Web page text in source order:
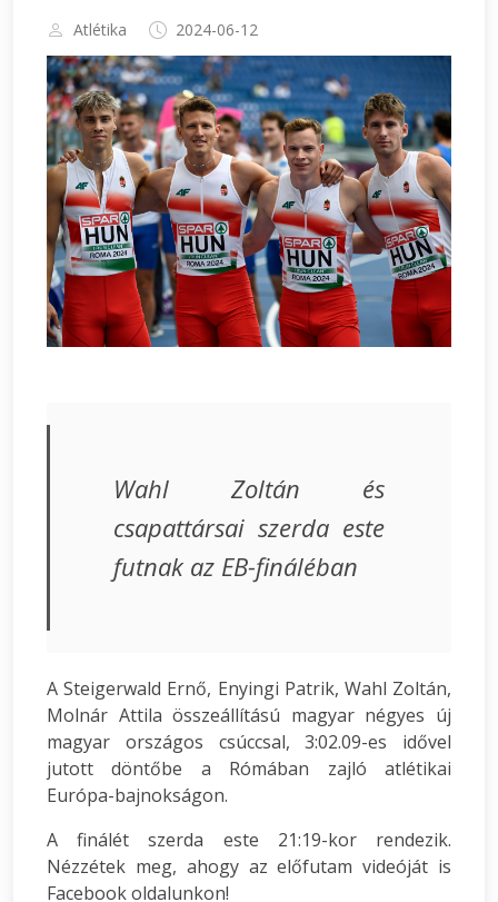
Atlétika 2024-06-12
Wahl Zoltán és
csapattársai szerda este
futnak az EB-fináléban
A Steigerwald Ernő, Enyingi Patrik, Wahl Zoltán,
Molnár Attila összeállítású magyar négyes új
magyar országos csúccsal, 3:02.09-es idővel
jutott döntőbe a Rómában zajló atlétikai
Európa-bajnokságon.
A finálét szerda este 21:19-kor rendezik.
Nézzétek meg, ahogy az előfutam videóját is
Facebook oldalunkon!